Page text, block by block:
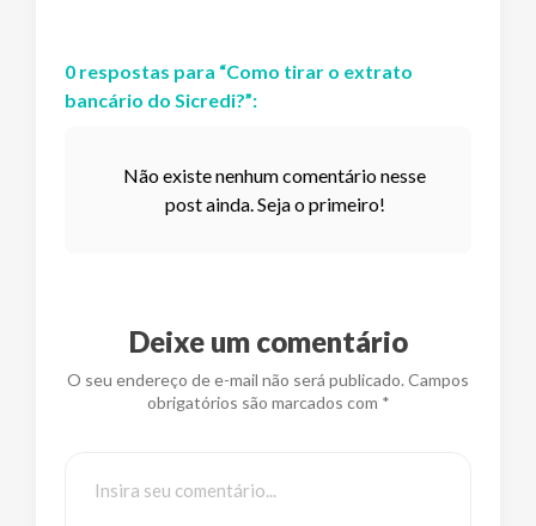
0 respostas para “Como tirar o extrato
bancário do Sicredi?”:
Não existe nenhum comentário nesse
post ainda. Seja o primeiro!
Deixe um comentário
O seu endereço de e-mail não será publicado. Campos
obrigatórios são marcados com *